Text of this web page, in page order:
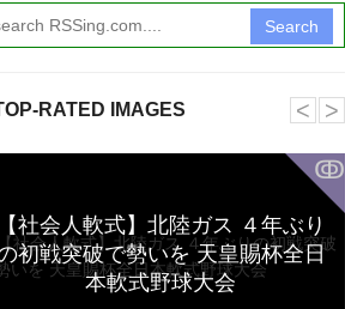
Search
RATED IMAGES
ↂ
【社会人軟式】北陸ガス ４年ぶり
初戦突破で勢いを 天皇賜杯全日
本軟式野球大会
˂ ˃